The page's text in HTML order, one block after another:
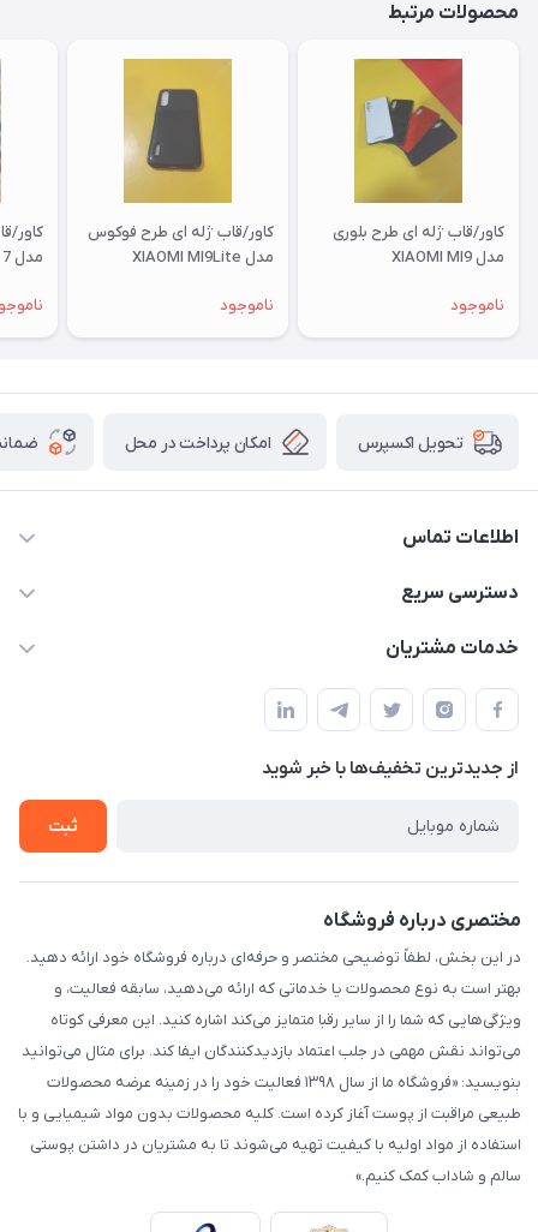
محصولات مرتبط
کاور/قاب ژله ای طرح بلوری
مدل XIAOMI MI9
ناموجود
کاور/قاب ژله ای طرح فوکوس
مدل XIAOMI MI9Lite
ناموجود
کاور/
مدل XIAOMI RM 7
تحویل اکسپرس امکان پرداخت در محل
اطلاعات تماس
09332394024-09120346631
دسترسی سریع
حساب کاربری
لیست محصولات
درباره ما
خدمات مشتریان
قوانین و مقررات
حریم خصوصی
راهنما
از جدید‌ترین تخفیف‌ها با‌ خبر شوید
ثبت
مختصری درباره فروشگاه
در این بخش، لطفاً توضیحی مختصر و حرفه‌ای درباره فروشگاه خود ارائه دهید.
بهتر است به نوع محصولات یا خدماتی که ارائه می‌دهید، سابقه فعالیت، و
ویژگی‌هایی که شما را از سایر رقبا متمایز می‌کند اشاره کنید. این معرفی کوتاه
می‌تواند نقش مهمی در جلب اعتماد بازدیدکنندگان ایفا کند. برای مثال می‌توانید
بنویسید: «فروشگاه ما از سال ۱۳۹۸ فعالیت خود را در زمینه عرضه محصولات
طبیعی مراقبت از پوست آغاز کرده است. کلیه محصولات بدون مواد شیمیایی و با
استفاده از مواد اولیه با کیفیت تهیه می‌شوند تا به مشتریان در داشتن پوستی
سالم و شاداب کمک کنیم.»